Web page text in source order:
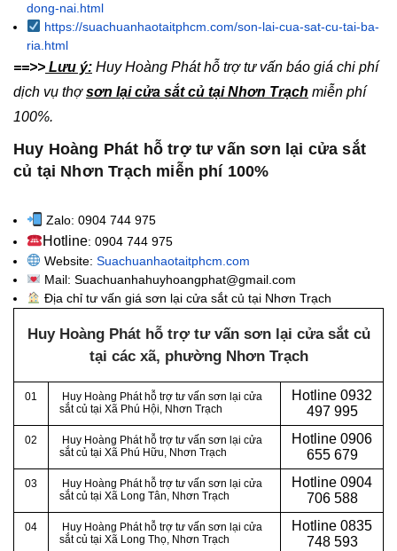
dong-nai.html
https://suachuanhaotaitphcm.com/son-lai-cua-sat-cu-tai-ba-
ria.html
==>> Lưu ý: Huy Hoàng Phát hỗ trợ tư vấn báo giá chi phí
dịch vụ thợsơn lại cửa sắt củ tại Nhơn Trạch miễn phí
100%.
Huy Hoàng Phát hỗ trợ tư vấn sơn lại cửa sắt
củ tại Nhơn Trạch miễn phí 100%
Zalo: 0904 744 975
Hotline: 0904 744 975
Website: Suachuanhaotaitphcm.com
Mail: Suachuanhahuyhoangphat@gmail.com
Địa chỉ tư vấn giá sơn lại cửa sắt củ tại Nhơn Trạch
Huy Hoàng Phát hỗ trợ tư vấn sơn lại cửa sắt củ
tại các xã, phường Nhơn Trạch
01
Huy Hoàng Phát hỗ trợ tư vấn sơn lại cửa
sắt củ tại Xã Phú Hội, Nhơn Trạch
Hotline 0932
497 995
02
Huy Hoàng Phát hỗ trợ tư vấn sơn lại cửa
sắt củ tại Xã Phú Hữu, Nhơn Trạch
Hotline 0906
655 679
03
Huy Hoàng Phát hỗ trợ tư vấn sơn lại cửa
sắt củ tại Xã Long Tân, Nhơn Trạch
Hotline 0904
706 588
04
Huy Hoàng Phát hỗ trợ tư vấn sơn lại cửa
sắt củ tại Xã Long Thọ, Nhơn Trạch
Hotline 0835
748 593